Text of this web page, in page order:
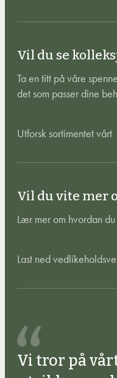
Vil du se
Ta en titt på våre
det som passer dine
Utforsk sortimentet vårt
Vil du vite mer
Lær mer om hvordan
Last ned
Vi tror på